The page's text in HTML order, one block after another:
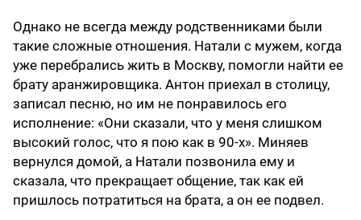
Однако не всегда между родственниками были
такие сложные отношения. Натали с мужем, когда
уже перебрались жить в Москву, помогли найти ее
брату аранжировщика. Антон приехал в столицу,
записал песню, но им не понравилось его
исполнение: «Они сказали, что у меня слишком
высокий голос, что я пою как в 90-х». Миняев
вернулся домой, а Натали позвонила ему и
сказала, что прекращает общение, так как ей
пришлось потратиться на брата, а он ее подвел.